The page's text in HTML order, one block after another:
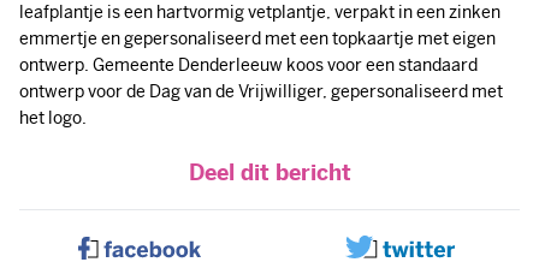
leafplantje is een hartvormig vetplantje, verpakt in een zinken
emmertje en gepersonaliseerd met een topkaartje met eigen
ontwerp. Gemeente Denderleeuw koos voor een standaard
ontwerp voor de Dag van de Vrijwilliger, gepersonaliseerd met
het logo.
Deel dit bericht